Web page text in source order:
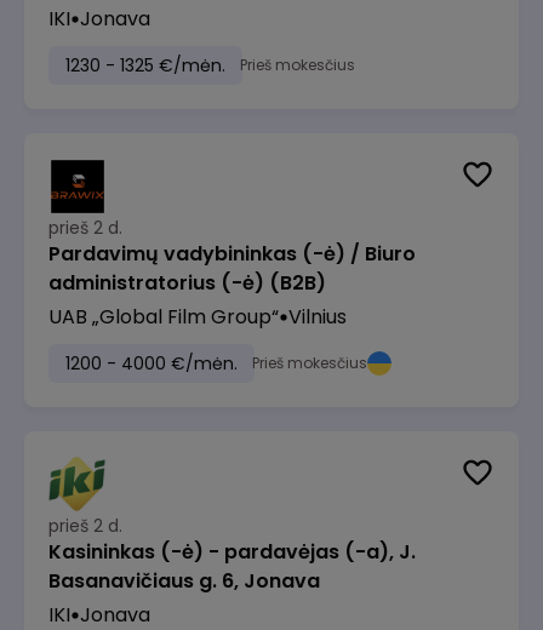
IKI Jonava
1230 - 1325 €/mėn. Prieš mokesčius
prieš 2 d.
Pardavimų vadybininkas (-ė) / Biuro
administratorius (-ė) (B2B)
UAB „Global Film Group“ Vilnius
1200 - 4000 €/mėn. Prieš mokesčius
prieš 2 d.
Kasininkas (-ė) - pardavėjas (-a), J.
Basanavičiaus g. 6, Jonava
IKI Jonava